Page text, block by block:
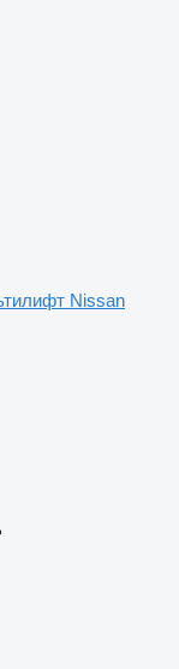
Nissan